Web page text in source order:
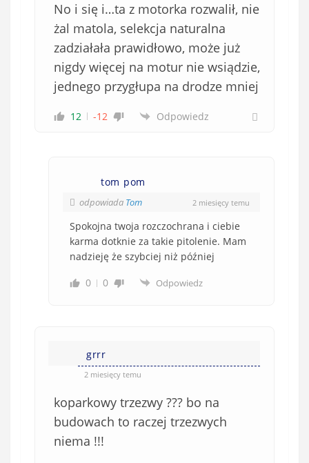
No i się i…ta z motorka rozwalił, nie
żal matola, selekcja naturalna
zadziałała prawidłowo, może już
nigdy więcej na motur nie wsiądzie,
jednego przygłupa na drodze mniej
12 -12 Odpowiedz
tom pom
odpowiada Tom 2 miesięcy temu
Spokojna twoja rozczochrana i ciebie
karma dotknie za takie pitolenie. Mam
nadzieję że szybciej niż później
0
0 Odpowiedz
grrr
2 miesięcy temu
koparkowy trzezwy ??? bo na
budowach to raczej trzezwych
niema !!!